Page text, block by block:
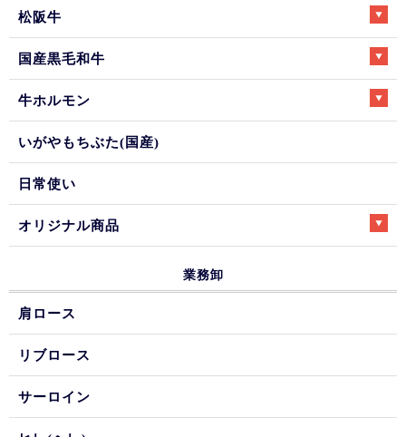
松阪牛
国産黒毛和牛
牛ホルモン
いがやもちぶた(国産)
日常使い
オリジナル商品
業務卸
肩ロース
リブロース
サーロイン